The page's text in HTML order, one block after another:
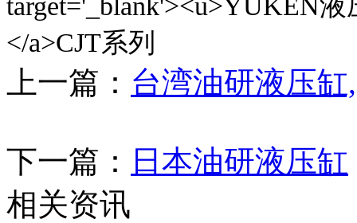
上一篇： 台湾油研液压
下一篇：
日本油研液压缸
相关资讯